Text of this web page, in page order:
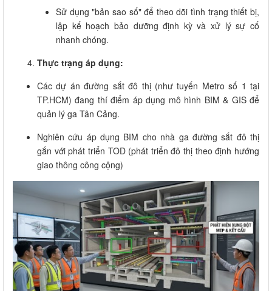
Sử dụng "bản sao số" để theo dõi tình trạng thiết bị,
lập kế hoạch bảo dưỡng định kỳ và xử lý sự cố
nhanh chóng.
Thực trạng áp dụng:
Các dự án đường sắt đô thị (như tuyến Metro số 1 tại
TP.HCM) đang thí điểm áp dụng mô hình BIM & GIS để
quản lý ga Tân Cảng.
Nghiên cứu áp dụng BIM cho nhà ga đường sắt đô thị
gắn với phát triển TOD (phát triển đô thị theo định hướng
giao thông công cộng)